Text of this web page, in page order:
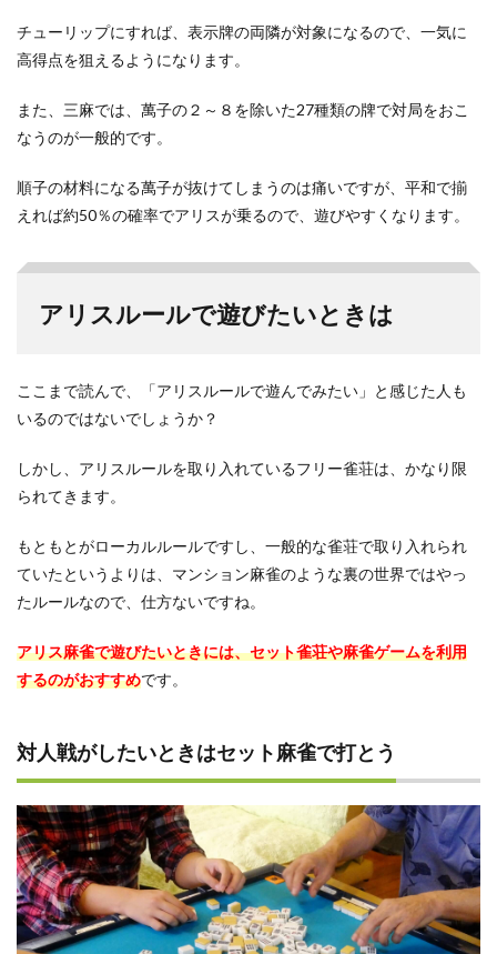
チューリップにすれば、表示牌の両隣が対象になるので、一気に
高得点を狙えるようになります。
また、三麻では、萬子の２～８を除いた27種類の牌で対局をおこ
なうのが一般的です。
順子の材料になる萬子が抜けてしまうのは痛いですが、平和で揃
えれば約50％の確率でアリスが乗るので、遊びやすくなります。
アリスルールで遊びたいときは
ここまで読んで、「アリスルールで遊んでみたい」と感じた人も
いるのではないでしょうか？
しかし、アリスルールを取り入れているフリー雀荘は、かなり限
られてきます。
もともとがローカルルールですし、一般的な雀荘で取り入れられ
ていたというよりは、マンション麻雀のような裏の世界ではやっ
たルールなので、仕方ないですね。
アリス麻雀で遊びたいときには、セット雀荘や麻雀ゲームを利用
するのがおすすめです。
対人戦がしたいときはセット麻雀で打とう